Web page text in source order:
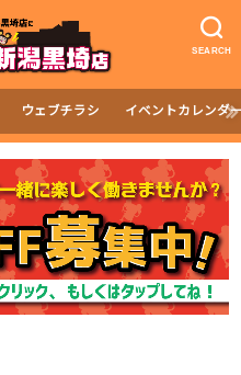
SEARCH
ウェブチラシ イベントカレンダ